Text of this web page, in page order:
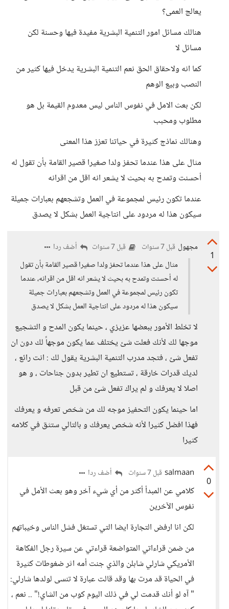
يعالج العمى؟
هنالك مسائل امور التنمية البشرية مفيدة فيها وحسنة لكن
مسائل لا
كما انه ولاحقاق الحق نعم التنمية البشرية يدخل فيها كثير من
النصب وبيع الوهم
لكن بعث الامل في نفوس الناس ليس معدوم القيمة بل هو
مطلوب ومحبب
وهنالك نماذج كثيرة في حياتنا تعزز هذا المعنى
مثال على هذا عندما تحفز ولدا صغيرا قصير القامة بأن تقول له
أحسنت وتمدح به بحيث لا يشعر انه اقل من اقرانه
عندما تكون رئيس لمجموعة في العمل وتشجعهم بعبارات جميلة
سيكون هذا له مردود على انتاجية العمل بشكل لا يصدق
1
مجهول قبل 7 سنوات قبل 7 سنوات
أضف ردا
مثال على هذا عندما تحفز ولدا صغيرا قصير القامة بأن تقول
له أحسنت وتمدح به بحيث لا يشعر انه اقل من اقرانه، عندما
تكون رئيس لمجموعة في العمل وتشجعهم بعبارات جميلة
سيكون هذا له مردود على انتاجية العمل بشكل لا يصدق
لا تخلط الأمور ببعضها عزيزي ، حينما يكون المدح و التشجيع
موجها لك لأنك فعلت شئ يختلف عما يكون موجهاً لك دون ان
تفعل شئ ، فتجد مدرب التنمية البشرية يقول لك : انت رائع ،
لديك قدرات خارقة ، تستطيع ان تطير بدون جناحات ، و هو
اصلا لا يعرفك و لم يراك تفعل شئ من قبل
اما حينما يكون التحفيز موجه لك من شخص تعرفه و يعرفك
فهذا افضل كثيرا لأنه شخص يعرفك و بالتالي ستثق في كلامه
كثيرا
0
salmaan قبل 7 سنوات أضف ردا
كلامي عن المبدأ أكثر من أي شيء آخر وهو بعث الأمل في
نفوس الآخرين
لكن انا ارفض التجارة ايضا التي تستغل فشل الناس وخيباتهم
من ضمن قراءاتي المتواضعة قراءتي عن سيرة رجل الفكاهة
الأمريكي شارلي شابلن والذي جنت أمه اثر ضغوطات كثيرة
في الحياة قد مرت بها وقد قالت عبارة لا تنسى لولدها شارلي:
" آه لو أنك قدمت لي في ذلك اليوم كوب من الشاي!" .. نعم ،